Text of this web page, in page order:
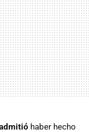
haber hecho